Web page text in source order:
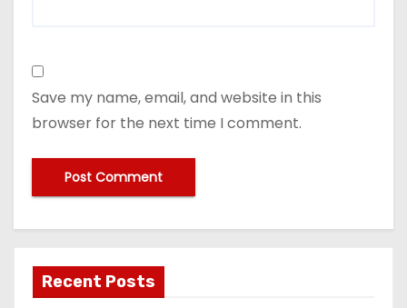
Save my name, email, and website in this
browser for the next time I comment.
Recent Posts